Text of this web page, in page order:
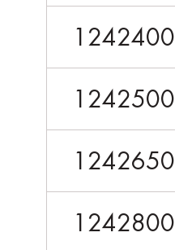
1242400
1242500
1242650
1242800